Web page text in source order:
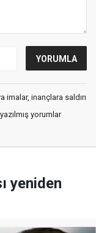
inançlara saldırı
yorumlar
yeniden